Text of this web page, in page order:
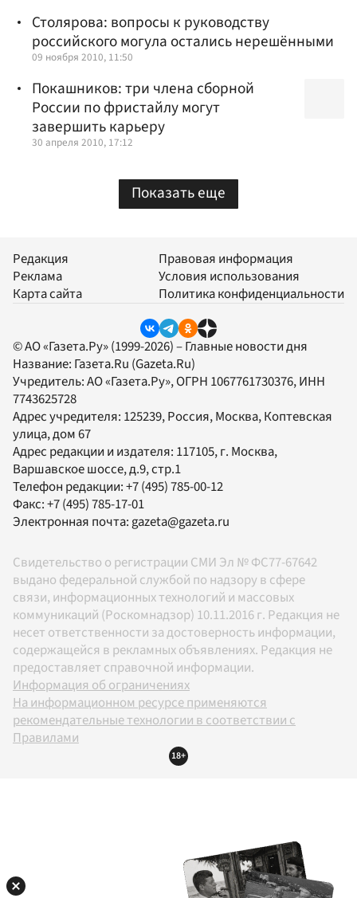
Столярова: вопросы к руководству
российского могула остались нерешёнными
09 ноября 2010, 11:50
Покашников: три члена сборной
России по фристайлу могут
завершить карьеру
30 апреля 2010, 17:12
Показать еще
Редакция
Реклама
Карта сайта
Правовая информация
Условия использования
Политика конфиденциальности
© АО «Газета.Ру» (1999-2026) – Главные новости дня
Название: Газета.Ru (Gazeta.Ru)
Учредитель:АО «Газета.Ру», ОГРН 1067761730376, ИНН
7743625728
Адрес учредителя: 125239, Россия, Москва, Коптевская
улица, дом 67
Адрес редакции и издателя: 117105, г. Москва,
Варшавское шоссе, д.9, стр.1
Телефон редакции:+7 (495) 785-00-12
Факс:+7 (495) 785-17-01
Электронная почта: gazeta@gazeta.ru
Свидетельство о регистрации СМИ Эл № ФС77-67642
выдано федеральной службой по надзору в сфере
связи, информационных технологий и массовых
коммуникаций (Роскомнадзор) 10.11.2016 г. Редакция не
несет ответственности за достоверность информации,
содержащейся в рекламных объявлениях. Редакция не
предоставляет справочной информации.
Информация об ограничениях
На информационном ресурсе применяются
рекомендательные технологии в соответствии с
Правилами
18+